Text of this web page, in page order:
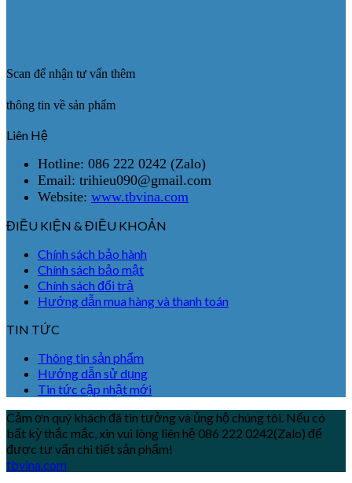
Scan để nhận tư vấn thêm
thông tin về sản phẩm
Liên Hệ
Hotline: 086 222 0242 (Zalo)
Email: trihieu090@gmail.com
Website: www.tbvina.com
ĐIỀU KIỆN & ĐIỀU KHOẢN
Chính sách bảo hành
Chính sách bảo mật
Chính sách đổi trả
Hướng dẫn mua hàng và thanh toán
TIN TỨC
Thông tin sản phẩm
Hướng dẫn sử dụng
Tin tức cập nhật mới
Cảm ơn quý khách đã tin tưởng và ủng hộ chúng tôi. Nếu có
bất kỳ thắc mắc, xin vui lòng liên hệ 086 222 0242(Zalo) để
được tư vấn chi tiết sản phẩm!
tbvina.com